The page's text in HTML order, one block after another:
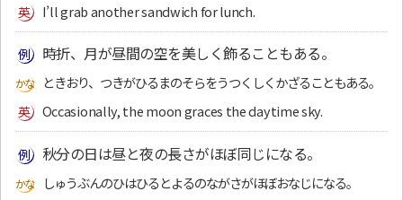
I’ll grab another sandwich for lunch.
時折、月が昼間の空を美しく飾ることもある。
ときおり、つきがひるまのそらをうつくしくかざることもある。
Occasionally, the moon graces the daytime sky.
秋分の日は昼と夜の長さがほぼ同じになる。
しゅうぶんのひはひるとよるのながさがほぼおなじになる。